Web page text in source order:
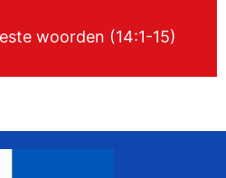
woorden (14:1-15)